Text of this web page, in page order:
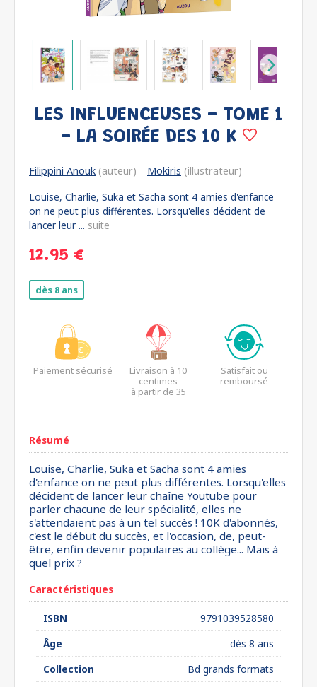
LES INFLUENCEUSES - TOME 1
- LA SOIRÉE DES 10 K
Filippini Anouk (auteur) Mokiris (illustrateur)
Louise, Charlie, Suka et Sacha sont 4 amies d'enfance
on ne peut plus différentes. Lorsqu'elles décident de
lancer leur ... suite
12.95 €
dès 8 ans
Paiement sécurisé
Livraison à 10
centimes
à partir de 35
Satisfait ou
remboursé
Résumé
Louise, Charlie, Suka et Sacha sont 4 amies
d'enfance on ne peut plus différentes. Lorsqu'elles
décident de lancer leur chaîne Youtube pour
parler chacune de leur spécialité, elles ne
s'attendaient pas à un tel succès ! 10K d'abonnés,
c'est le début du succès, et l'occasion, de, peut-
être, enfin devenir populaires au collège... Mais à
quel prix ?
Caractéristiques
ISBN
9791039528580
Âge
dès 8 ans
Collection
Bd grands formats